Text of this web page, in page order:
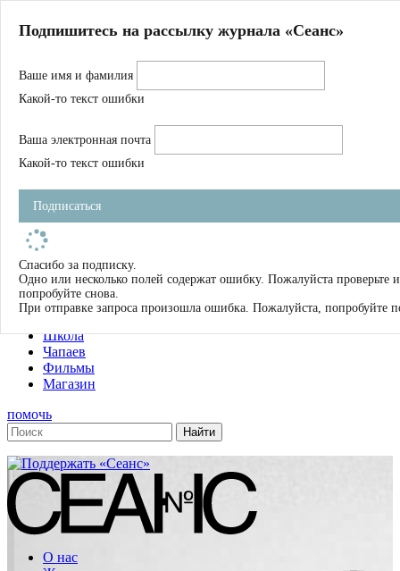
Магазин
Журнал
Школа
Устав
Фильмы
Имена
Тэги
О нас
Журнал
Книги
Школа
Чапаев
Фильмы
Магазин
помочь
О нас
Подпишитесь на рассылку журнала «Сеанс»
Ваше имя и фамилия
Какой-то текст ошибки
Ваша электронная почта
Какой-то текст ошибки
Подписаться
Спасибо за подписку.
Одно или несколько полей содержат ошибку. Пожалуйста проверьте и
попробуйте снова.
При отправке запроса произошла ошибка. Пожалуйста, попробуйте